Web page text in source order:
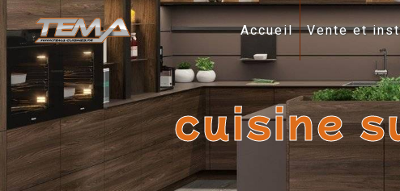
Accueil Vente et
cuisine
Panneau de gestion des cookies